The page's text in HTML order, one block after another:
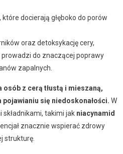
docierają głęboko do porów
oraz detoksykację cery,
do znaczącej poprawy
zapalnych.
z cerą tłustą i mieszaną,
się niedoskonałości. W
takimi jak niacynamid
znacznie wspierać zdrowy
strukturę.